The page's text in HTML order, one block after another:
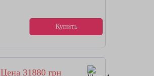
Купить
Цена 31880 грн